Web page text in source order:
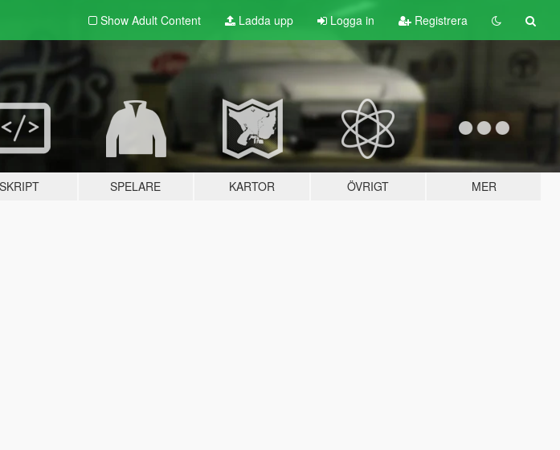
Show Adult Content Ladda upp Logga in Registrera
SKRIPT SPELARE KARTOR ÖVRIGT MER